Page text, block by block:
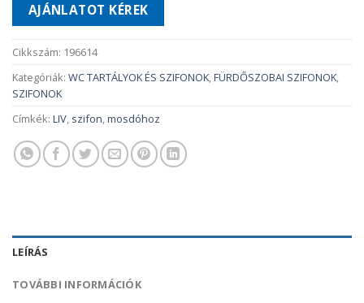
AJÁNLATOT KÉREK
Cikkszám: 196614
Kategóriák: WC TARTÁLYOK ÉS SZIFONOK FÜRDŐSZOBAI SZIFONOK
SZIFONOK
Címkék: LIV szifon mosdóhoz
LEÍRÁS
TOVÁBBI INFORMÁCIÓK